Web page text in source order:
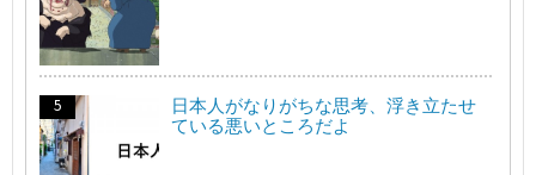
日本人がなりがちな思考、浮き立たせ
ている悪いところだよ